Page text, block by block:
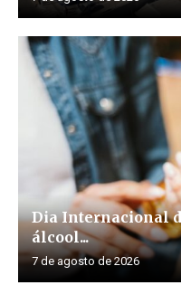
Dia Internacional
álcool...
7 de agosto de 2026